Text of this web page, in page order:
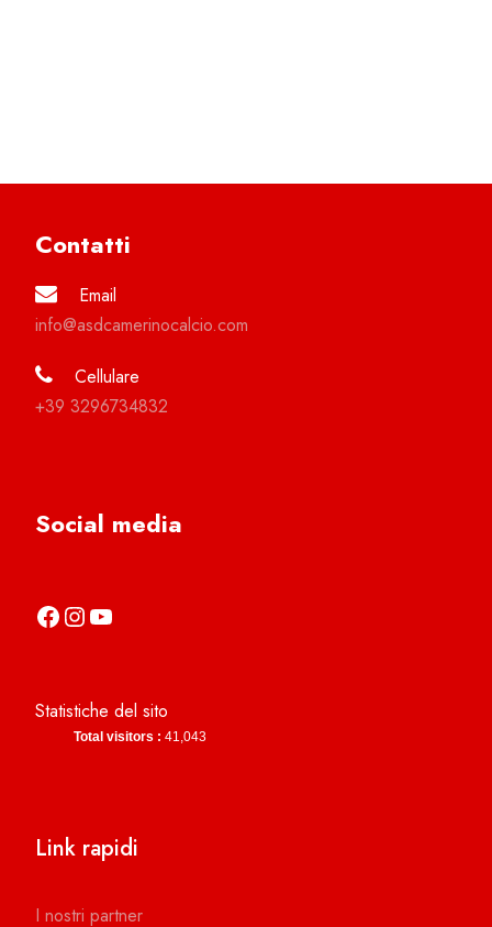
Contatti
Email
info@asdcamerinocalcio.com
Cellulare
+39 3296734832
Social media
https://it-it.facebook.com/asdcamerinocalcio https://www.instagram.com/camerinocalcio/ https://www.youtube.com/channel/UCl4n2co-g2dZSKsLZ-lZy9g
Statistiche del sito
Total visitors : 41,043
Link rapidi
I nostri partner